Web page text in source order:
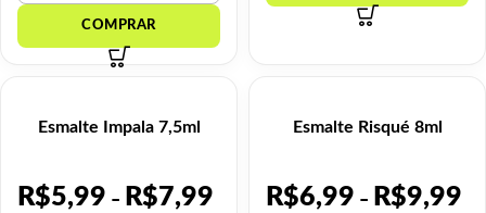
Esmalte Impala 7,5ml
R$5,99 – R$7,99
Esmalte Risqué 8ml
R$6,99 – R$9,99